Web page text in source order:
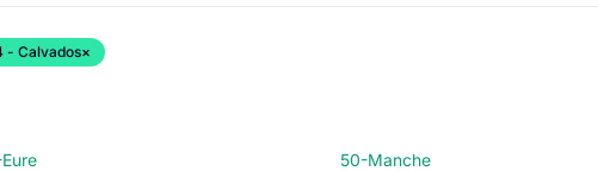
- Calvados×
50-Manche